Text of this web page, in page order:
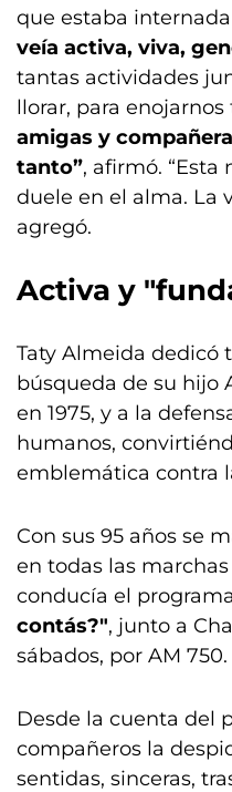
que estaba
veía activa, viva,
tantas actividades
llorar, para
amigas y
tanto”, afirmó.
duele en el alma. La
agregó.
Activa y
Taty Almeida dedicó
búsqueda de su hijo
en 1975, y a la
humanos,
emblemática contra
Con sus 95 años se
en todas las
conducía el
contás?", junto a
sábados, por AM 750.
Desde la cuenta del
compañeros la
sentidas, sinceras,